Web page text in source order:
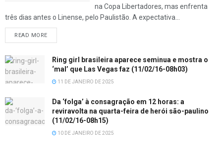
na Copa Libertadores, mas enfrenta
três dias antes o Linense, pelo Paulistão. A expectativa...
READ MORE
Ring girl brasileira aparece seminua e mostra o
‘mal’ que Las Vegas faz (11/02/16-08h03)
11 DE JANEIRO DE 2025
Da ‘folga’ à consagração em 12 horas: a
reviravolta na quarta-feira de herói são-paulino
(11/02/16-08h15)
10 DE JANEIRO DE 2025